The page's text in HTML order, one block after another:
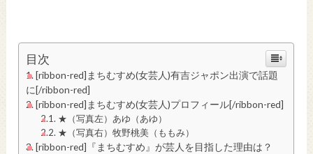
目次
[ribbon-red]まちむすめ(女芸人)有吉ジャポン出演で話題
に[/ribbon-red]
[ribbon-red]まちむすめ(女芸人)プロフィール[/ribbon-red]
★（写真左）あゆ（あゆ）
★（写真右）牧野桃美（ももみ）
[ribbon-red]『まちむすめ』が芸人を目指した理由は？